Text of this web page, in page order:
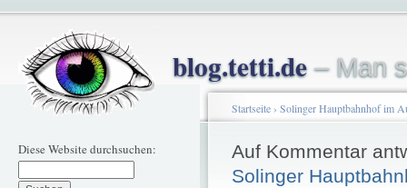
blog.tetti.de– Man
Diese Website durchsuchen:
Startseite› Solinger Hauptbahnhof im
Auf Kommentar
Solinger